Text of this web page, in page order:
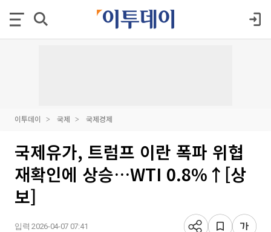
이투데이 국제 국제경제
국제유가, 트럼프 이란 폭파 위협
재확인에 상승…WTI 0.8%↑[상
보]
입력 2026-04-07 07:41